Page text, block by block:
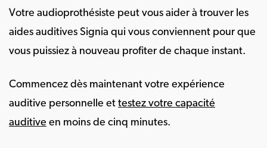
Votre audioprothésiste peut vous aider à trouver les
aides auditives Signia qui vous conviennent pour que
vous puissiez à nouveau profiter de chaque instant.
Commencez dès maintenant votre expérience
auditive personnelle et testez votre capacité
auditive en moins de cinq minutes.